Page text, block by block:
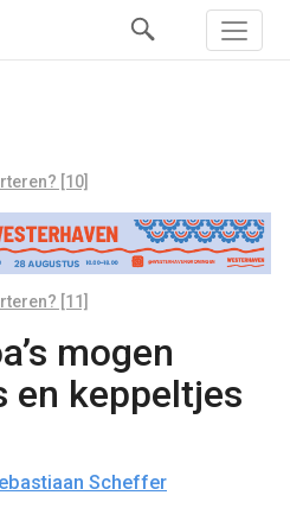
[10]
[11]
mogen
en keppeltjes
Scheffer